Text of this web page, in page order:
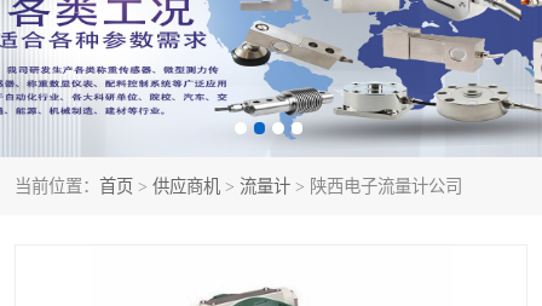
当前位置： 首页 > 供应商机 > 流量计 > 陕西电子流量计公司
称重传感器 超声波流量计
压力变送器 通用型压力变送器
流量计
位移传感器 差压变送器